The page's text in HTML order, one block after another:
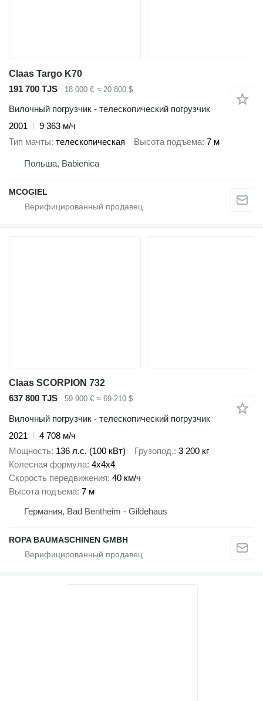
Claas Targo K70
191 700 TJS
18 000 € ≈ 20 800 $
Вилочный погрузчик - телескопический погрузчик
2001
9 363 м/ч
Тип мачты телескопическая Высота подъема 7 м
Польша, Babienica
MCOGIEL
Claas SCORPION 732
637 800 TJS
59 900 € ≈ 69 210 $
Вилочный погрузчик - телескопический погрузчик
2021
4 708 м/ч
Мощность 136 л.с. (100 кВт) Грузопод. 3 200 кг
Колесная формула 4x4x4
Скорость передвижения 40 км/ч
Высота подъема 7 м
Германия, Bad Bentheim - Gildehaus
ROPA BAUMASCHINEN GMBH